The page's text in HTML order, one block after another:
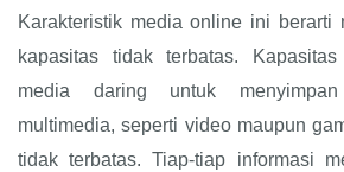
Karakteristik media online ini berarti
kapasitas tidak terbatas.
media daring untuk
multimedia, seperti video maupun
tidak terbatas. Tiap-tiap informasi